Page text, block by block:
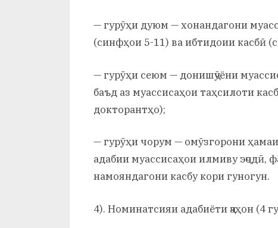
— гурӯҳи дуюм — хонандагони
(синфҳои 5-11) ва ибтидоии касбӣ
— гурӯҳи сеюм — донишҷӯёни
баъд аз муассисаҳои таҳсилоти
докторантҳо);
— гурӯҳи чорум — омӯзгорони
адабии муассисаҳои илмиву эҷодӣ,
намояндагони касбу кори гуногун.
4). Номинатсияи адабиёти ҷаҳон (4